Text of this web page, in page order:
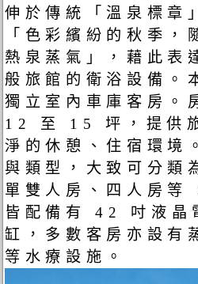
伸於傳統「溫泉標章
「色彩繽紛的秋季，
熱泉蒸氣」，藉此表
般旅館的衛浴設備。
獨立室內車庫客房。
12 至 15 坪，提供
淨的休憩、住宿環境
與類型，大致可分類
單雙人房、四人房等
皆配備有 42 吋液晶
缸，多數客房亦設有
等水療設施。